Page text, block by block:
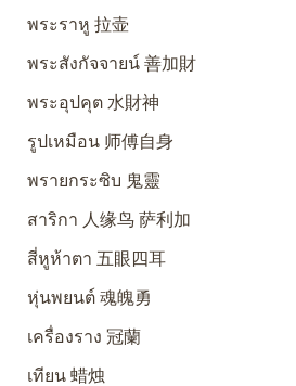
พระราหู 拉壶
พระสังกัจจายน์ 善加財
พระอุปคุต 水財神
รูปเหมือน 师傅自身
พรายกระซิบ 鬼靈
สาริกา 人缘鸟 萨利加
สี่หูห้าตา 五眼四耳
หุ่นพยนต์ 魂魄勇
เครื่องราง 冠蘭
เทียน 蜡烛